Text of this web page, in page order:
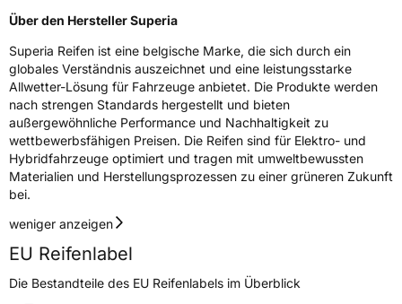
3PMSF / Schneeflockensymbol / Alpine-SymbolNein
EPREL ID1873524
Allgemeine Produktsicherheit (GPSR)
HerstellerkontaktDeldo Autobanden NV, Essensteenweg 113
2930 Brasschaat, compliance@deldo.com
Über den Hersteller Superia
Superia Reifen ist eine belgische Marke, die sich durch ein
globales Verständnis auszeichnet und eine leistungsstarke
Allwetter-Lösung für Fahrzeuge anbietet. Die Produkte werden
nach strengen Standards hergestellt und bieten
außergewöhnliche Performance und Nachhaltigkeit zu
wettbewerbsfähigen Preisen. Die Reifen sind für Elektro- und
Hybridfahrzeuge optimiert und tragen mit umweltbewussten
Materialien und Herstellungsprozessen zu einer grüneren Zukunft
bei.
weniger anzeigen
EU Reifenlabel
Die Bestandteile des EU Reifenlabels im Überblick